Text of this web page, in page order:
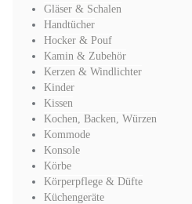
Gläser & Schalen
Handtücher
Hocker & Pouf
Kamin & Zubehör
Kerzen & Windlichter
Kinder
Kissen
Kochen, Backen, Würzen
Kommode
Konsole
Körbe
Körperpflege & Düfte
Küchengeräte